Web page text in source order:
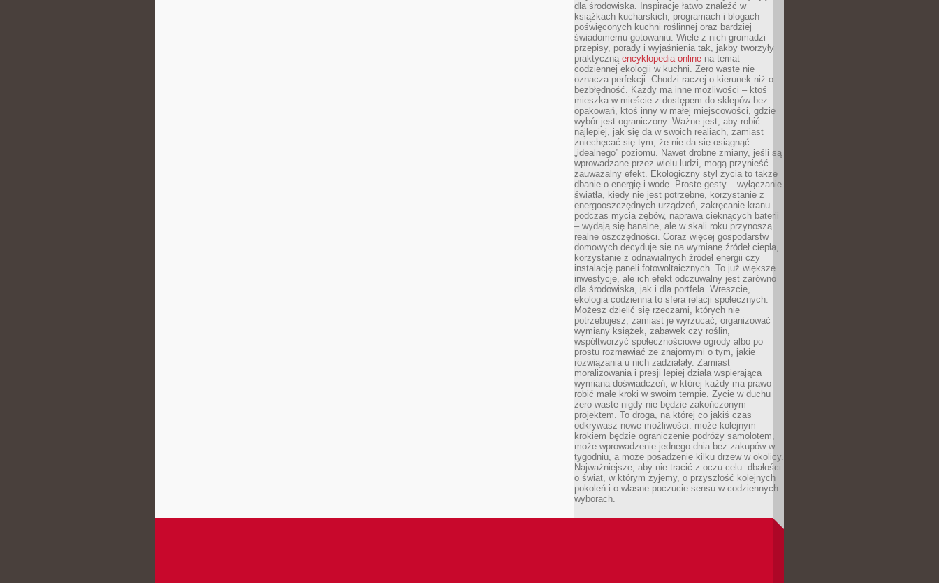
dla środowiska. Inspiracje łatwo znaleźć w
książkach kucharskich, programach i blogach
poświęconych kuchni roślinnej oraz bardziej
świadomemu gotowaniu. Wiele z nich gromadzi
przepisy, porady i wyjaśnienia tak, jakby tworzyły
praktyczną encyklopedia online na temat
codziennej ekologii w kuchni. Zero waste nie
oznacza perfekcji. Chodzi raczej o kierunek niż o
bezbłędność. Każdy ma inne możliwości – ktoś
mieszka w mieście z dostępem do sklepów bez
opakowań, ktoś inny w małej miejscowości, gdzie
wybór jest ograniczony. Ważne jest, aby robić
najlepiej, jak się da w swoich realiach, zamiast
zniechęcać się tym, że nie da się osiągnąć
„idealnego” poziomu. Nawet drobne zmiany, jeśli są
wprowadzane przez wielu ludzi, mogą przynieść
zauważalny efekt. Ekologiczny styl życia to także
dbanie o energię i wodę. Proste gesty – wyłączanie
światła, kiedy nie jest potrzebne, korzystanie z
energooszczędnych urządzeń, zakręcanie kranu
podczas mycia zębów, naprawa cieknących baterii
– wydają się banalne, ale w skali roku przynoszą
realne oszczędności. Coraz więcej gospodarstw
domowych decyduje się na wymianę źródeł ciepła,
korzystanie z odnawialnych źródeł energii czy
instalację paneli fotowoltaicznych. To już większe
inwestycje, ale ich efekt odczuwalny jest zarówno
dla środowiska, jak i dla portfela. Wreszcie,
ekologia codzienna to sfera relacji społecznych.
Możesz dzielić się rzeczami, których nie
potrzebujesz, zamiast je wyrzucać, organizować
wymiany książek, zabawek czy roślin,
współtworzyć społecznościowe ogrody albo po
prostu rozmawiać ze znajomymi o tym, jakie
rozwiązania u nich zadziałały. Zamiast
moralizowania i presji lepiej działa wspierająca
wymiana doświadczeń, w której każdy ma prawo
robić małe kroki w swoim tempie. Życie w duchu
zero waste nigdy nie będzie zakończonym
projektem. To droga, na której co jakiś czas
odkrywasz nowe możliwości: może kolejnym
krokiem będzie ograniczenie podróży samolotem,
może wprowadzenie jednego dnia bez zakupów w
tygodniu, a może posadzenie kilku drzew w okolicy.
Najważniejsze, aby nie tracić z oczu celu: dbałości
o świat, w którym żyjemy, o przyszłość kolejnych
pokoleń i o własne poczucie sensu w codziennych
wyborach.